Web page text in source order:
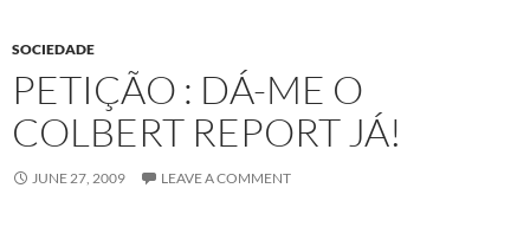
SOCIEDADE
PETIÇÃO : DÁ-ME O
COLBERT REPORT JÁ!
JUNE 27, 2009 LEAVE A COMMENT